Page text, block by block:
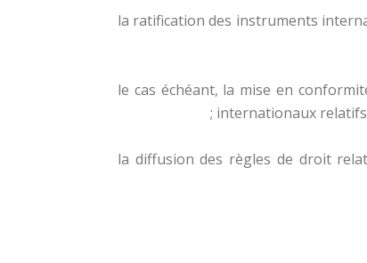
1) la ratification des instruments
2) le cas échéant, la mise en
internationaux
3) la diffusion des règles de droit